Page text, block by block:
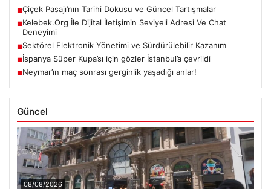
■Çiçek Pasajı’nın Tarihi Dokusu ve Güncel Tartışmalar
■Kelebek.Org İle Dijital İletişimin Seviyeli Adresi Ve Chat
Deneyimi
■Sektörel Elektronik Yönetimi ve Sürdürülebilir Kazanım
■İspanya Süper Kupa’sı için gözler İstanbul’a çevrildi
■Neymar’ın maç sonrası gerginlik yaşadığı anlar!
Güncel
08/08/2026